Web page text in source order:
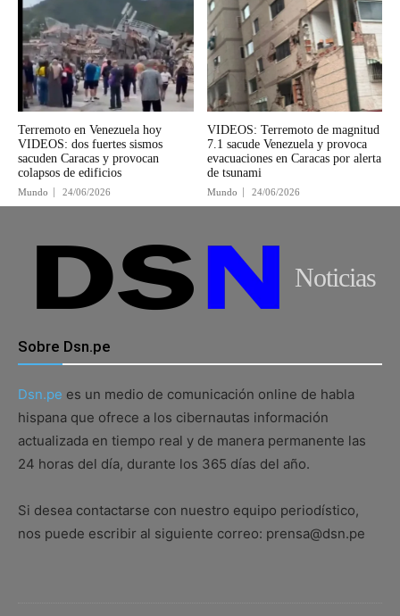
Terremoto en Venezuela hoy
VIDEOS: dos fuertes sismos
sacuden Caracas y provocan
colapsos de edificios
Mundo 24/06/2026
VIDEOS: Terremoto de magnitud
7.1 sacude Venezuela y provoca
evacuaciones en Caracas por alerta
de tsunami
Mundo 24/06/2026
Noticias
Sobre Dsn.pe
Dsn.pe es un medio de comunicación online de habla
hispana que ofrece a los cibernautas información
actualizada en tiempo real y de manera permanente las
24 horas del día, durante los 365 días del año.
Si desea contactarse con nuestro equipo periodístico,
nos puede escribir al siguiente correo: prensa@dsn.pe